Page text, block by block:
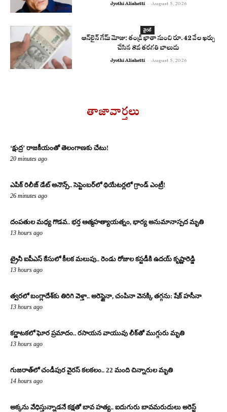
Jyothi Alishetti - August 5, 2026
వైరల్
ఆన్‌లైన్ గేమ్ మోజు: తండ్రి ఖాతా నుంచి రూ.42 వేల ఖర్చు
చేసిన 8వ తరగతి బాలుడు
Jyothi Alishetti - August 5, 2026
తాజావార్తలు
‘క్షుద్ర’ రాజకీయంతో తెలంగాణకు చేటు!
20 minutes ago
ఎపిక్ రిలీజ్ డేట్ అనౌన్స్.. సెప్టెంబర్‌లో థియేటర్లలో గ్రాండ్ ఎంట్రీ!
26 minutes ago
దంపతుల మధ్య గొడవ.. భర్త ఆత్మహత్యాయత్నం, భార్య అనుమానాస్పద మృతి
13 hours ago
ట్రైనీ ఐపీఎస్ కేసులో కీలక మలుపు.. రెండు రోజుల కస్టడీకి ఉదయ్ కృష్ణారెడ్డి
13 hours ago
త్వరలో బంగ్లాదేశ్‌కు తిరిగి వెళ్తా.. అరెస్టైనా, చంపినా వెనక్కి తగ్గను: షేక్ హసీనా
13 hours ago
కర్ణాటకలో ఘోర ప్రమాదం.. రసాయన వాయువు లీక్‌తో ముగ్గురు మృతి
13 hours ago
గుజరాత్‌లో చండీపుర వైరస్ కలకలం.. 22 మంది చిన్నారుల మృతి
14 hours ago
అక్కను వేధిస్తున్నాడనే కక్షతో బావ హత్య.. ఐదుగురు బావమరుదులు అరెస్ట్